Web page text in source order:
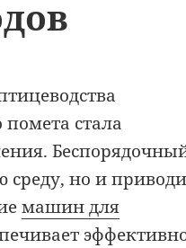
стала
среду, но и
машин для